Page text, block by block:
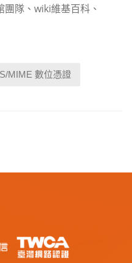
隊、wiki維基百科、
MIME 數位憑證